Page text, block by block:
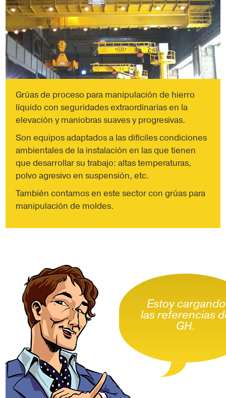
Grúas de proceso para manipulación de hierro
líquido con seguridades extraordinarias en la
elevación y maniobras suaves y progresivas.
Son equipos adaptados a las difíciles condiciones
ambientales de la instalación en las que tienen
que desarrollar su trabajo: altas temperaturas,
polvo agresivo en suspensión, etc.
También contamos en este sector con grúas para
manipulación de moldes.
Estoy cargando
las referencias
GH.